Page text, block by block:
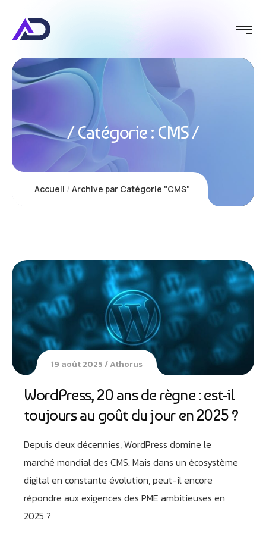
Catégorie : CMS
Accueil Archive par Catégorie "CMS"
19 août 2025 Athorus
WordPress, 20 ans de règne : est-il
toujours au goût du jour en 2025 ?
Depuis deux décennies, WordPress domine le
marché mondial des CMS. Mais dans un écosystème
digital en constante évolution, peut-il encore
répondre aux exigences des PME ambitieuses en
2025 ?